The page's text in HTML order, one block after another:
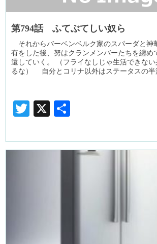
第794話 ふてぶてしい奴ら
それからバーベンベルク家のスパーダと神
有をした後、努はクランメンバーたちを纏め
還していく。 （フライなしじゃ生活できな
るな） 自分とコリナ以外はステータスの
Twitter
X